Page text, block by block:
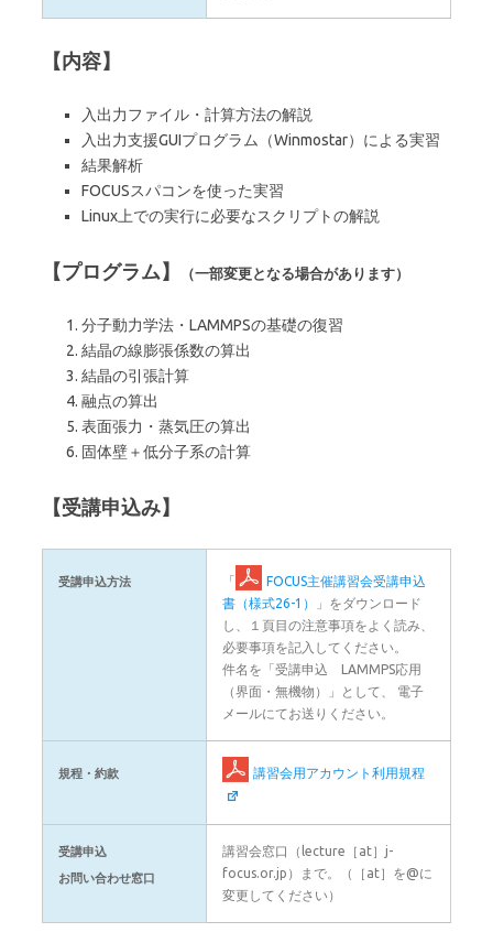
【内容】
入出力ファイル・計算方法の解説
入出力支援GUIプログラム（Winmostar）による実習
結果解析
FOCUSスパコンを使った実習
Linux上での実行に必要なスクリプトの解説
【プログラム】 （一部変更となる場合があります）
分子動力学法・LAMMPSの基礎の復習
結晶の線膨張係数の算出
結晶の引張計算
融点の算出
表面張力・蒸気圧の算出
固体壁＋低分子系の計算
【受講申込み】
受講申込方法 「
FOCUS主催講習会受講申込
書（様式26-1）
」をダウンロード
し、１頁目の注意事項をよく読み、
必要事項を記入してください。
件名を「受講申込 LAMMPS応用
（界面・無機物）」として、 電子
メールにてお送りください。
規程・約款 講習会用アカウント利用規程
受講申込
お問い合わせ窓口
講習会窓口（lecture［at］j-
focus.or.jp）まで。（［at］を@に
変更してください）